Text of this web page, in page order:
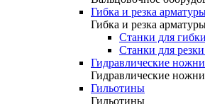
Гибка и резка
Гибка и резка
Станки для
Станки для
Гидравлические
Гидравлические
Гильотины
Гильотины